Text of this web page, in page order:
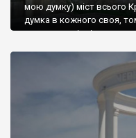
мою думку) міст всього
думка в кожного своя,
запрошую відвідати це